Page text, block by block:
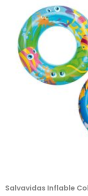
Salvavidas Inflable